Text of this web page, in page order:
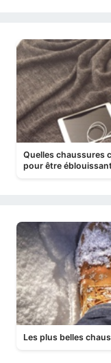
Quelles chaussures
pour être
Les plus belles